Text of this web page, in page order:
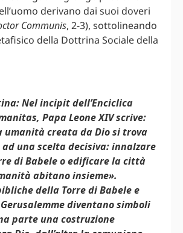
derivano dai suoi doveri
Communis, 2-3), sottolineando
della Dottrina Sociale della
Nel incipit dell’Enciclica
Papa Leone XIV scrive:
umanità creata da Dio si trova
una scelta decisiva: innalzare
di Babele o edificare la città
abitano insieme».
della Torre di Babele e
diventano simboli
parte una costruzione